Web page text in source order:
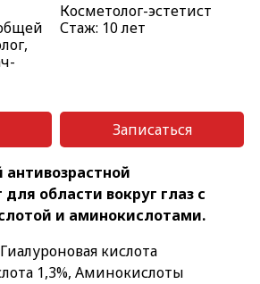
Косметолог-эстетист
Стаж: 10 лет
Записаться
области вокруг глаз с
и аминокислотами.
кислота
1,3%, Аминокислоты